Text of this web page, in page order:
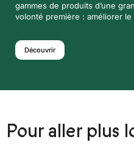
gammes de produits d’une
volonté première : améliorer
Découvrir
Pour aller plus